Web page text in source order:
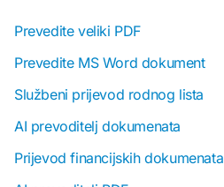
Prevedite veliki PDF
Prevedite MS Word dokument
Službeni prijevod rodnog lista
AI prevoditelj dokumenata
Prijevod financijskih dokumenata